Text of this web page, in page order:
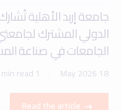
جامعة إربد الأهلية
الدولي المشترك
الجامعات في صناعة
18 May 2026
1 min read
Read the article